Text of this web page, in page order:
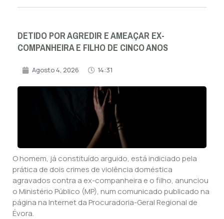
DETIDO POR AGREDIR E AMEAÇAR EX-
COMPANHEIRA E FILHO DE CINCO ANOS
Agosto 4, 2026 14:31
O homem, já constituído arguido, está indiciado pela
prática de dois crimes de violência doméstica
agravados contra a ex-companheira e o filho, anunciou
o Ministério Público (MP), num comunicado publicado na
página na Internet da Procuradoria-Geral Regional de
Évora.